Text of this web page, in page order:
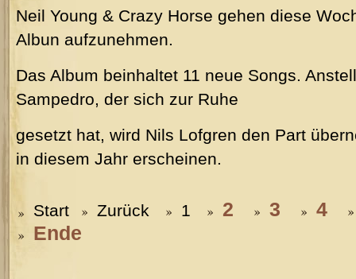
Neil Young & Crazy Horse gehen diese
Albun aufzunehmen.
Das Album beinhaltet 11 neue Songs.
Sampedro, der sich zur Ruhe
gesetzt hat, wird Nils Lofgren den Part
in diesem Jahr erscheinen.
Start Zurück 1 2 3
4
Ende